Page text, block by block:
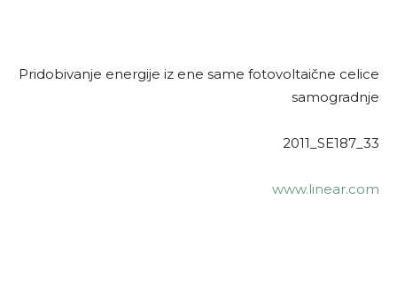
Pridobivanje energije iz ene same fotovoltaične celice
samogradnje
2011_SE187_33
www.linear.com